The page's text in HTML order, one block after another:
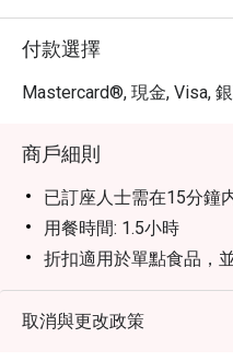
付款選擇
Mastercard®, 現金, Visa,
商戶細則
已訂座人士需在15分鐘
用餐時間: 1.5小時
折扣適用於單點食品，
茶芥和不可與餐廳其他
此優惠只限堂食，不適
取消與更改政策